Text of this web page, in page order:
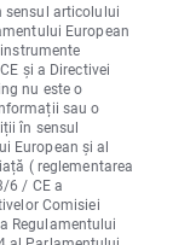
sensul articolului
European
și a Directivei
nu este o
sau o
în sensul
European și al
( reglementarea
6 / CE a
Comisiei
Regulamentului